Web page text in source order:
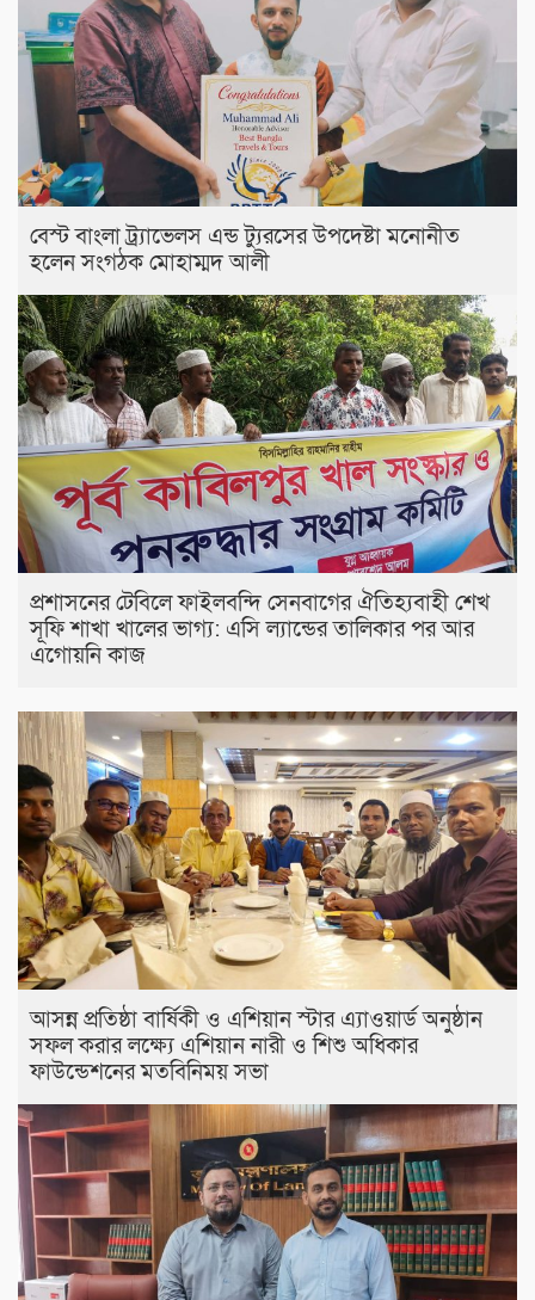
বেস্ট বাংলা ট্র্যাভেলস এন্ড ট্যুরসের উপদেষ্টা মনোনীত
হলেন সংগঠক মোহাম্মদ আলী
প্রশাসনের টেবিলে ফাইলবন্দি সেনবাগের ঐতিহ্যবাহী শেখ
সূফি শাখা খালের ভাগ্য: এসি ল্যান্ডের তালিকার পর আর
এগোয়নি কাজ
আসন্ন প্রতিষ্ঠা বার্ষিকী ও এশিয়ান স্টার এ‍্যাওয়ার্ড অনুষ্ঠান
সফল করার লক্ষ্যে এশিয়ান নারী ও শিশু অধিকার
ফাউন্ডেশনের মতবিনিময় সভা